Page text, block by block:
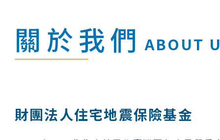
關於我們 ABOUT
財團法人住宅地震保險基金